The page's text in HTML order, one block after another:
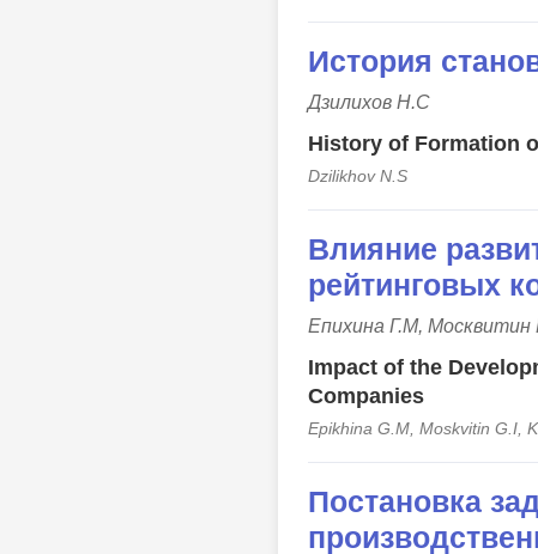
История
Дзилихов Н.С
History of Formation
Dzilikhov N.S
Влияние
рейтинговых
Епихина Г.М,
Impact of the
Companies
Epikhina G.M, Moskvitin G.I,
Постановка